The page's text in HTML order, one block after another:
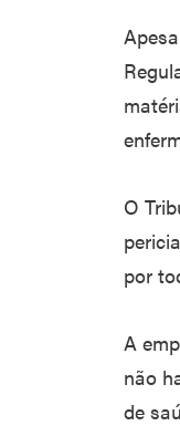
O
por
A
não
de